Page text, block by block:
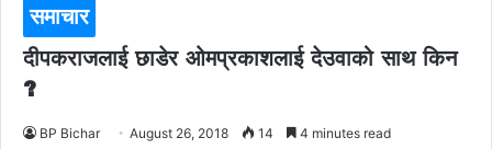
समाचार
दीपकराजलाई छाडेर ओमप्रकाशलाई देउवाको साथ किन
?
BP Bichar August 26, 2018 14 4 minutes read